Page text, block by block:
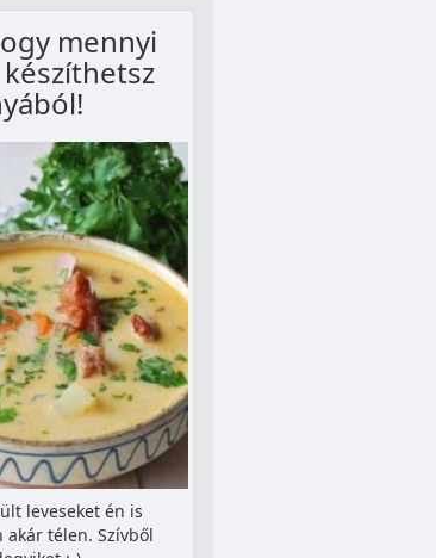
mennyi
leveseket én is
télen. Szívből